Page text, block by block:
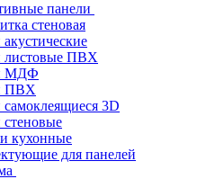
панели
стеновая
листовые ПВХ
МДФ
ПВХ
3D
кухонные
для панелей